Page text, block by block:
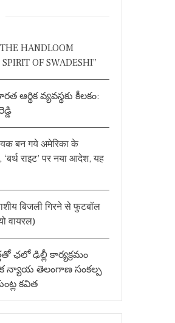
THE HANDLOOM
OF SWADESHI”
ఆర్థిక వ్యవస్థకు కీలకం:
बन गये अमेरिका के
‘बर्थ राइट’ पर नया आदेश, यह
बिजली गिरने से फुटबॉल
वायरल)
ఛలో ఢిల్లీ కార్యక్రమం
న్యాయ తెలంగాణ సంకల్ప
కవిత